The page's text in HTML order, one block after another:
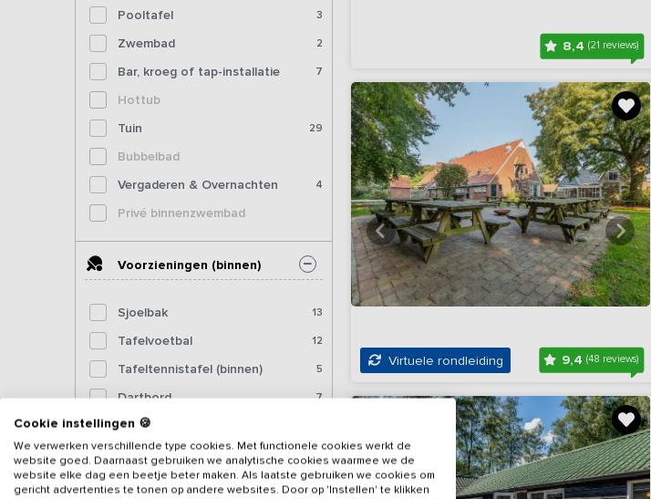
Pooltafel 3
Zwembad 2
Bar, kroeg of tap-installatie 7
Hottub
Tuin
29
Bubbelbad
Vergaderen & Overnachten
4
Privé binnenzwembad
Voorzieningen (binnen)
Sjoelbak 13
Tafelvoetbal 12
Tafeltennistafel (binnen) 5
Dartbord 7
Pooltafel
Biljart 2
Fitnessapparatuur 2
8,4(21 reviews)
Virtuele rondleiding 9,4(48 reviews)
Cookie instellingen 🍪
We verwerken verschillende type cookies. Met functionele cookies werkt de
website goed. Daarnaast gebruiken we analytische cookies waarmee we de
website elke dag een beetje beter maken. Als laatste gebruiken we cookies om
gericht advertenties te tonen op andere websites. Door op 'Instellen' te klikken